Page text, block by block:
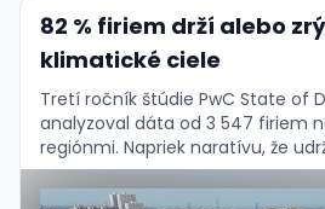
82 % firiem drží alebo
klimatické ciele
Tretí ročník štúdie PwC State of
analyzoval dáta od 3 547 firiem
regiónmi. Napriek naratívu, že
pod politickým tlakom, drtivá
klimatické …